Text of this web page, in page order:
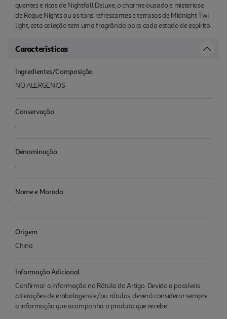
quentes e ricas de Nightfall Deluxe, o charme ousado e misterioso
de Rogue Nights ou os tons refrescantes e terrosos de Midnight Twi
light, esta coleção tem uma fragrância para cada estado de espírito.
Características
Ingredientes/Composição
NO ALERGENIOS
Conservação
.
Denominação
.
Nome e Morada
.
Origem
China
Informação Adicional
Confirmar a informação no Rótulo do Artigo. Devido a possíveis
alterações de embalagens e/ou rótulos, deverá considerar sempre
a informação que acompanha o produto que recebe.